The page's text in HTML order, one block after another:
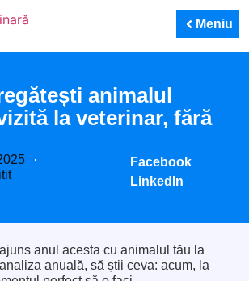
Meniu
animalul
la veterinar, fără
Facebook
LinkedIn
anul acesta cu animalul tău la
anuală, să știi ceva: acum, la